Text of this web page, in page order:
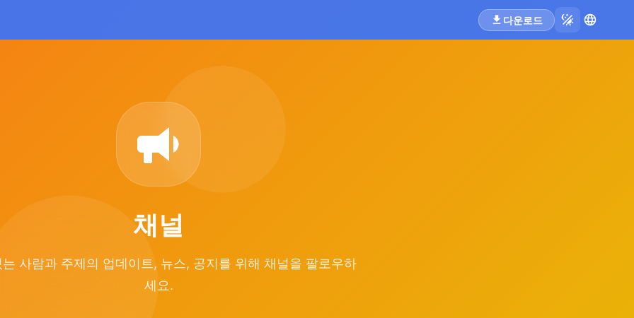
다운로드
채널
사람과 주제의 업데이트, 뉴스, 공지를 위해 채널을 팔로우하
세요.